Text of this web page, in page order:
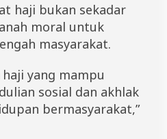
haji bukan sekadar
moral untuk
masyarakat.
yang mampu
sosial dan akhlak
bermasyarakat,”